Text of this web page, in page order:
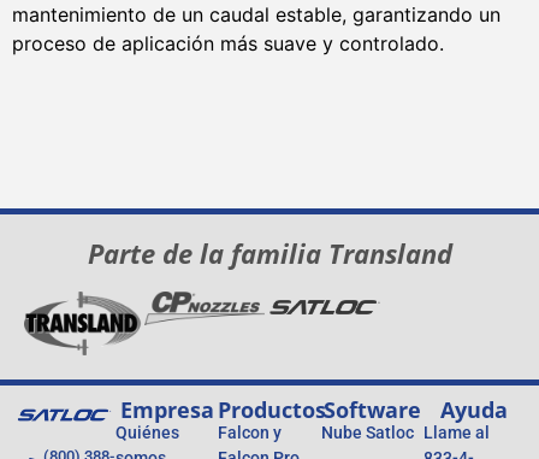
mantenimiento de un caudal estable, garantizando un
proceso de aplicación más suave y controlado.
Parte de la familia Transland
Empresa
Quiénes
Productos
Falcon y
Software
Nube Satloc
Ayuda
Llame al